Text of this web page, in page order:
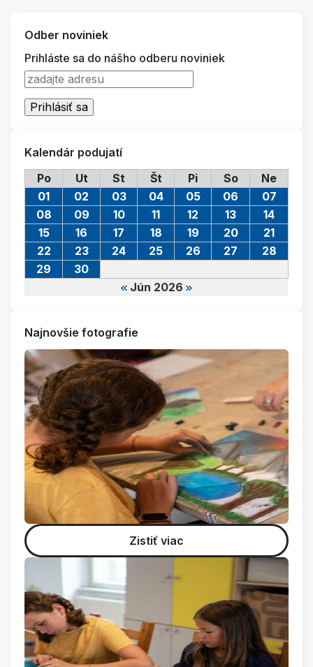
Odber noviniek
Prihláste sa do nášho odberu noviniek
Kalendár podujatí
Po
Ut St Št Pi So Ne
Jún 2026
01 02 03 04 05 06
07
08
09 10 11 12 13
14
15
16 17 18 19 20
21
22
23 24 25 26 27
28
29
30
Najnovšie fotografie
Zistiť viac